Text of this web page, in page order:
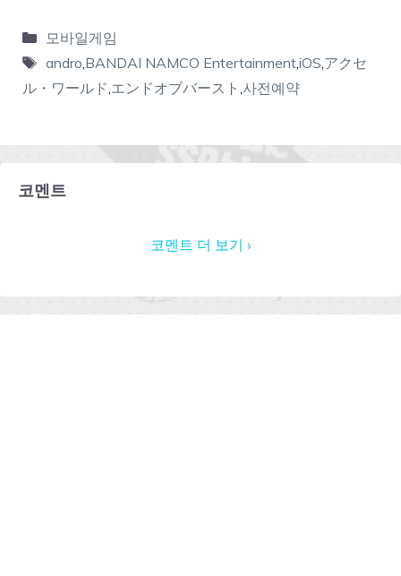
모바일게임
andro BANDAI NAMCO Entertainment,iOS アクセ
ル・ワールド エンドオブバースト 사전예약
코멘트
코멘트 더 보기 ›